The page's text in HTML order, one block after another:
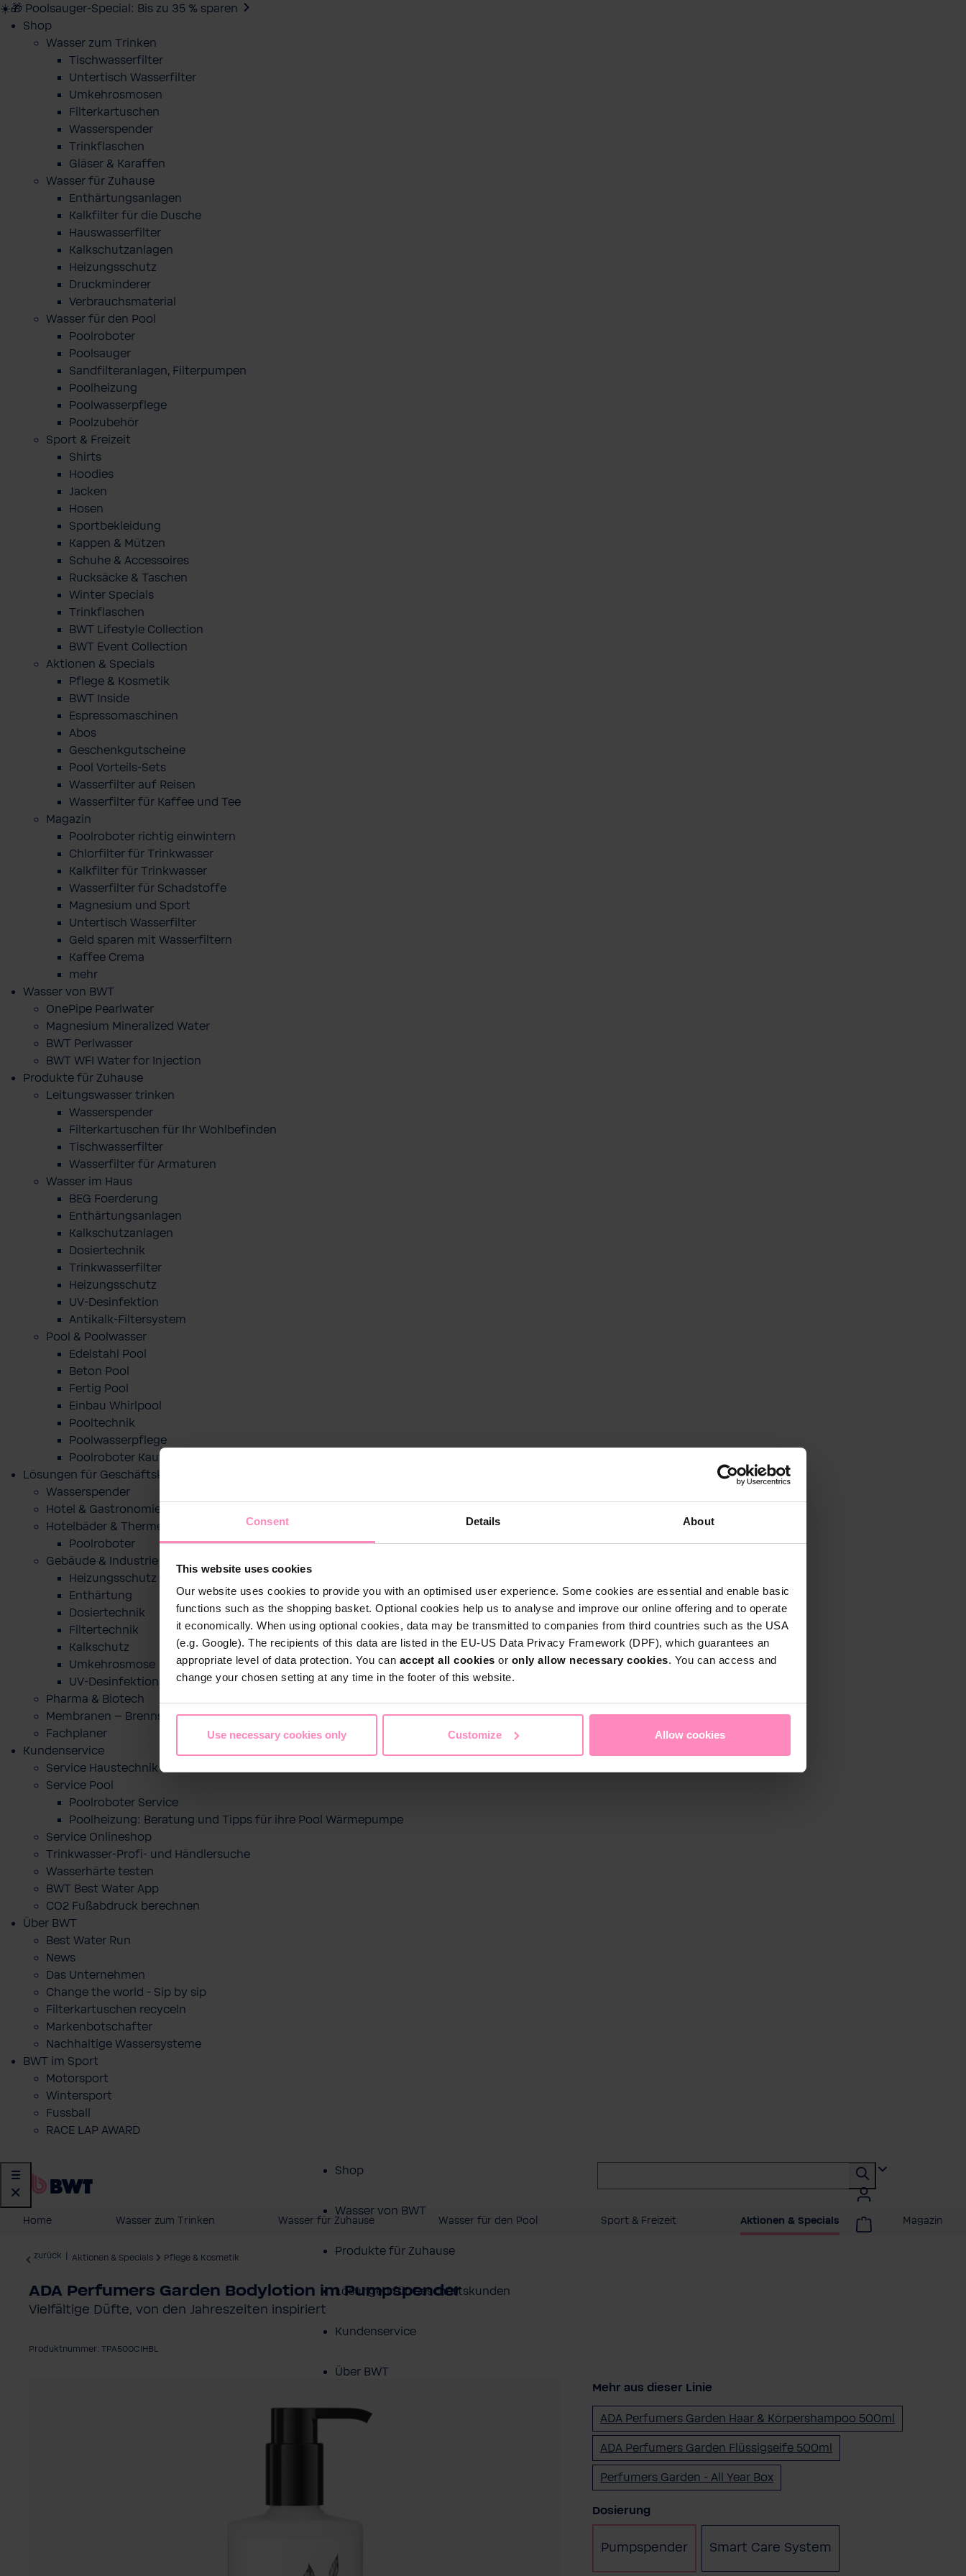
Consent Details About
This website uses cookies
Our website uses cookies to provide you with an optimised user experience. Some cookies are essential and enable basic
functions such as the shopping basket. Optional cookies help us to analyse and improve our online offering and to operate
it economically. When using optional cookies, data may be transmitted to companies from third countries such as the USA
(e.g. Google). The recipients of this data are listed in the EU-US Data Privacy Framework (DPF), which guarantees an
appropriate level of data protection. You can accept all cookies or only allow necessary cookies. You can access and
change your chosen setting at any time in the footer of this website.
Use necessary cookies only Customize Allow cookies
☀️🎁 Poolsauger-Special: Bis zu 35 % sparen
Shop
Wasser zum Trinken
Tischwasserfilter
Untertisch Wasserfilter
Umkehrosmosen
Filterkartuschen
Wasserspender
Trinkflaschen
Gläser & Karaffen
Wasser für Zuhause
Enthärtungsanlagen
Kalkfilter für die Dusche
Hauswasserfilter
Kalkschutzanlagen
Heizungsschutz
Druckminderer
Verbrauchsmaterial
Wasser für den Pool
Poolroboter
Poolsauger
Sandfilteranlagen, Filterpumpen
Poolheizung
Poolwasserpflege
Poolzubehör
Sport & Freizeit
Shirts
Hoodies
Jacken
Hosen
Sportbekleidung
Kappen & Mützen
Schuhe & Accessoires
Rucksäcke & Taschen
Winter Specials
Trinkflaschen
BWT Lifestyle Collection
BWT Event Collection
Aktionen & Specials
Pflege & Kosmetik
BWT Inside
Espressomaschinen
Abos
Geschenkgutscheine
Pool Vorteils-Sets
Wasserfilter auf Reisen
Wasserfilter für Kaffee und Tee
Magazin
Poolroboter richtig einwintern
Chlorfilter für Trinkwasser
Kalkfilter für Trinkwasser
Wasserfilter für Schadstoffe
Magnesium und Sport
Untertisch Wasserfilter
Geld sparen mit Wasserfiltern
Kaffee Crema
mehr
Wasser von BWT
OnePipe Pearlwater
Magnesium Mineralized Water
BWT Perlwasser
BWT WFI Water for Injection
Produkte für Zuhause
Leitungswasser trinken
Wasserspender
Filterkartuschen für Ihr Wohlbefinden
Tischwasserfilter
Wasserfilter für Armaturen
Wasser im Haus
BEG Foerderung
Enthärtungsanlagen
Kalkschutzanlagen
Dosiertechnik
Trinkwasserfilter
Heizungsschutz
UV-Desinfektion
Antikalk-Filtersystem
Pool & Poolwasser
Edelstahl Pool
Beton Pool
Fertig Pool
Einbau Whirlpool
Pooltechnik
Poolwasserpflege
Poolroboter Kaufberatung und Tipps
Lösungen für Geschäftskunden
Wasserspender
Hotel & Gastronomie
Hotelbäder & Thermen
Poolroboter
Gebäude & Industrie
Heizungsschutz
Enthärtung
Dosiertechnik
Filtertechnik
Kalkschutz
Umkehrosmose
UV-Desinfektion
Pharma & Biotech
Membranen – Brennstoffzelle
Fachplaner
Kundenservice
Service Haustechnik
Service Pool
Poolroboter Service
Poolheizung: Beratung und Tipps für ihre Pool Wärmepumpe
Service Onlineshop
Trinkwasser-Profi- und Händlersuche
Wasserhärte testen
BWT Best Water App
CO2 Fußabdruck berechnen
Über BWT
Best Water Run
News
Das Unternehmen
Change the world - Sip by sip
Filterkartuschen recyceln
Markenbotschafter
Nachhaltige Wassersysteme
BWT im Sport
Motorsport
Wintersport
Fussball
RACE LAP AWARD
Shop
Wasser von BWT
Produkte für Zuhause
Lösungen für Geschäftskunden
Kundenservice
Über BWT
BWT im Sport
Home Wasser zum Trinken Wasser für Zuhause Wasser für den Pool Sport & Freizeit Aktionen & Specials Magazin
zurück Aktionen & Specials Pflege & Kosmetik
ADA Perfumers Garden Bodylotion im Pumpspender
Vielfältige Düfte, von den Jahreszeiten inspiriert
Produktnummer: TPA500CIHBL
Mehr aus dieser Linie
ADA Perfumers Garden Haar & Körpershampoo 500ml
ADA Perfumers Garden Flüssigseife 500ml
Perfumers Garden - All Year Box
Dosierung
Pumpspender Smart Care System